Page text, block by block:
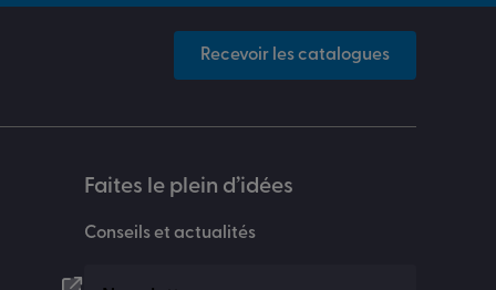
Recevoir les catalogues
Faites le plein d’idées
Conseils et actualités